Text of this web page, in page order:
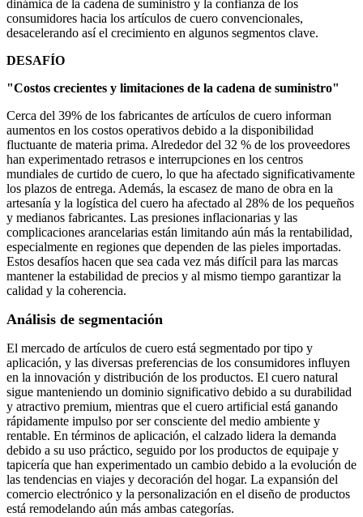
dinámica de la cadena de suministro y la confianza de los
consumidores hacia los artículos de cuero convencionales,
desacelerando así el crecimiento en algunos segmentos clave.
DESAFÍO
"Costos crecientes y limitaciones de la cadena de suministro"
Cerca del 39% de los fabricantes de artículos de cuero informan
aumentos en los costos operativos debido a la disponibilidad
fluctuante de materia prima. Alrededor del 32 % de los proveedores
han experimentado retrasos e interrupciones en los centros
mundiales de curtido de cuero, lo que ha afectado significativamente
los plazos de entrega. Además, la escasez de mano de obra en la
artesanía y la logística del cuero ha afectado al 28% de los pequeños
y medianos fabricantes. Las presiones inflacionarias y las
complicaciones arancelarias están limitando aún más la rentabilidad,
especialmente en regiones que dependen de las pieles importadas.
Estos desafíos hacen que sea cada vez más difícil para las marcas
mantener la estabilidad de precios y al mismo tiempo garantizar la
calidad y la coherencia.
Análisis de segmentación
El mercado de artículos de cuero está segmentado por tipo y
aplicación, y las diversas preferencias de los consumidores influyen
en la innovación y distribución de los productos. El cuero natural
sigue manteniendo un dominio significativo debido a su durabilidad
y atractivo premium, mientras que el cuero artificial está ganando
rápidamente impulso por ser consciente del medio ambiente y
rentable. En términos de aplicación, el calzado lidera la demanda
debido a su uso práctico, seguido por los productos de equipaje y
tapicería que han experimentado un cambio debido a la evolución de
las tendencias en viajes y decoración del hogar. La expansión del
comercio electrónico y la personalización en el diseño de productos
está remodelando aún más ambas categorías.